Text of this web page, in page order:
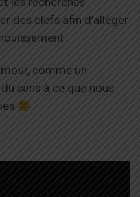
des clefs afin d’alléger
comme un
sens à ce que nous